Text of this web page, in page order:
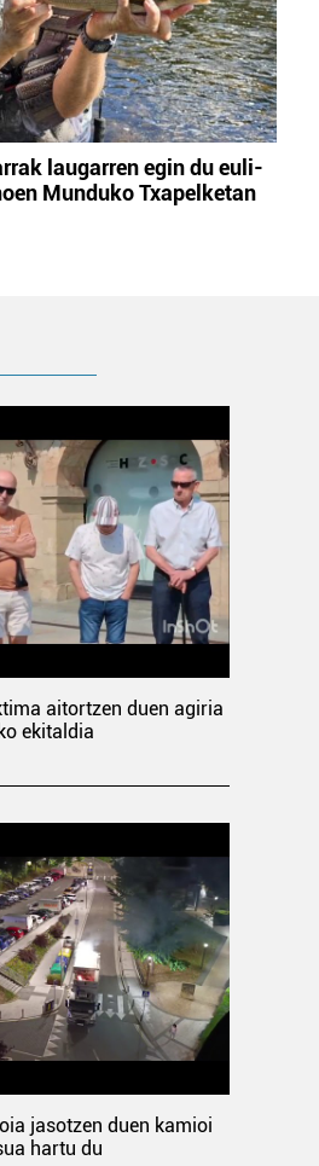
laugarren egin du euli-
Munduko Txapelketan
aitortzen duen agiria
ekitaldia
jasotzen duen kamioi
hartu du